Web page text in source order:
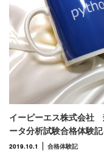
イーピーエス株式会社
ータ分析試験合格体験記
2019.10.1 合格体験記